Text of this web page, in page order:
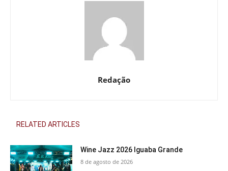
Redação
RELATED ARTICLES
Wine Jazz 2026 Iguaba Grande
8 de agosto de 2026